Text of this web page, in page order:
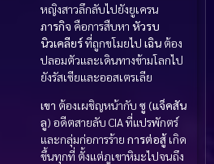
หญิงสาวลึกลับไปยังยูเครน
ภารกิจ คือการสืบหา หัวรบ
นิวเคลียร์ที่ถูกขโมยไป เฉิน ต้อง
ปลอมตัวและเดินทางข้ามโลกไป
ยังรัสเซียและออสเตรเลีย
เขา ต้องเผชิญหน้ากับ ซู (แจ็คสัน
ลู) อดีตสายลับ CIA ที่แปรพักตร์
และกลุ่มก่อการร้าย การต่อสู้เกิด
ขึ้นทุกที่ ตั้งแต่ภูเขาหิมะไปจนถึง